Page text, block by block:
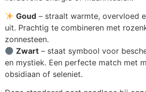
Goud – straalt warmte, overvloed
uit. Prachtig te combineren met
zonnesteen.
Zwart – staat symbool voor
en mystiek. Een perfecte match met
obsidiaan of seleniet.